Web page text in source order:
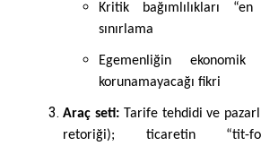
Kritik bağımlılıkları
sınırlama
Egemenliğin
korunamayacağı fikri
Araç seti:Tarife tehdidi ve
retoriği); ticaretin “tit-